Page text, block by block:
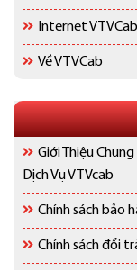
Internet VTVCab
Về VTVCab
Giới Thiệu
Dịch Vụ VTVcab
Chính sách bảo
Chính sách đổi